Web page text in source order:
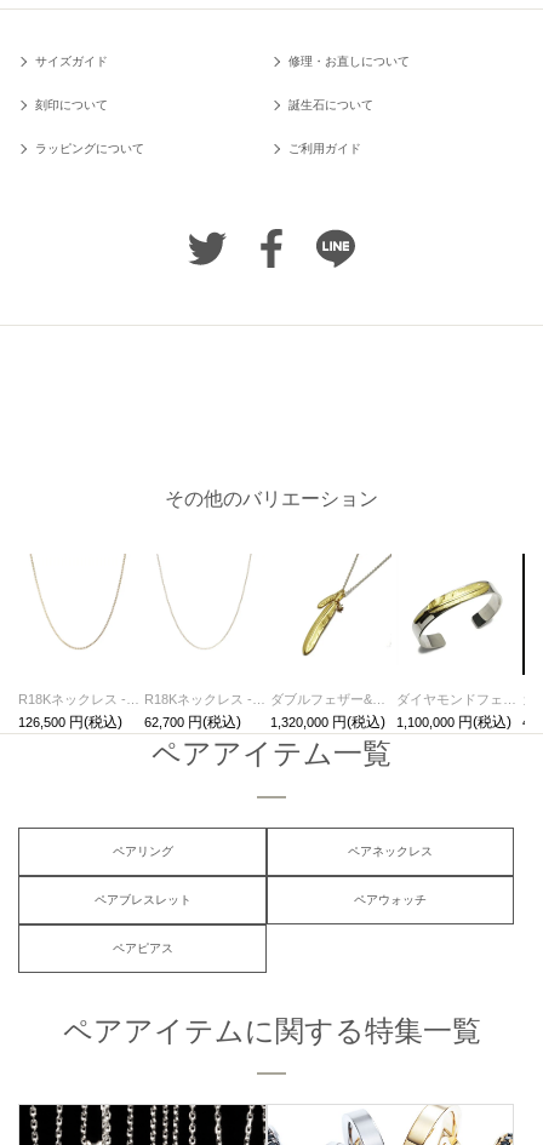
サイズガイド 修理・お直しについて
刻印について 誕生石について
ラッピングについて ご利用ガイド
その他のバリエーション
126,500
62,700
ダブルフェザー&ダイヤモンドネックレス-K18イエローゴールド
1,320,000
1,100,000
ペアアイテム一覧
ペアリング ペアネックレス
ペアブレスレット ペアウォッチ
ペアピアス
ペアアイテムに関する特集一覧